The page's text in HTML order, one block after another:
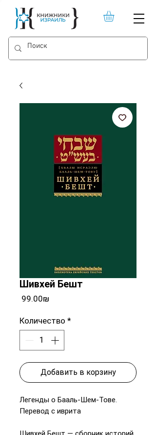
Шивхей Бешт
‏99.00 ‏₪
Количество *
Добавить в корзину
Легенды о Бааль-Шем-Тове.
Перевод с иврита